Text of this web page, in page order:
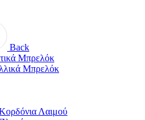
Back
Μπρελόκ
Μπρελόκ
Λαιμού